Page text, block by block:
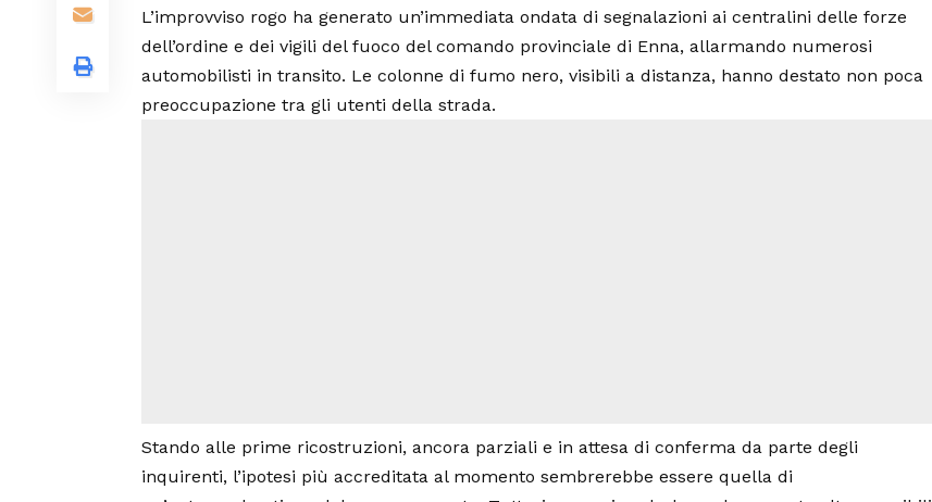
L’improvviso rogo ha generato un’immediata ondata di segnalazioni ai centralini delle forze
dell’ordine e dei vigili del fuoco del comando provinciale di Enna, allarmando numerosi
automobilisti in transito. Le colonne di fumo nero, visibili a distanza, hanno destato non poca
preoccupazione tra gli utenti della strada.
Stando alle prime ricostruzioni, ancora parziali e in attesa di conferma da parte degli
inquirenti, l’ipotesi più accreditata al momento sembrerebbe essere quella di